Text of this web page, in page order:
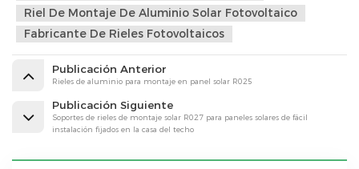
Riel De Montaje De Aluminio Solar Fotovoltaico
Fabricante De Rieles Fotovoltaicos
Publicación Anterior
Rieles de aluminio para montaje en panel solar R025
Publicación Siguiente
Soportes de rieles de montaje solar R027 para paneles solares de fácil
instalación fijados en la casa del techo